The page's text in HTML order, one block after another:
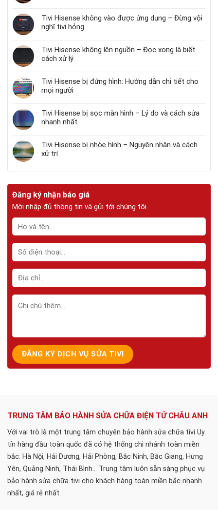
Tivi Hisense không vào được ứng dụng – Đừng vội
nghĩ tivi hỏng
Tivi Hisense không lên nguồn – Đọc xong là biết
cách xử lý
Tivi Hisense bị đứng hình: Hướng dẫn chi tiết cho
mọi người
Tivi Hisense bị sọc màn hình – Lý do và cách sửa
nhanh nhất
Tivi Hisense bị nhòe hình – Nguyên nhân và cách
xử trí
Đăng ký nhận báo giá
Mời nhập đủ thông tin và gửi tới chúng tôi
TRUNG TÂM BẢO HÀNH SỬA CHỮA ĐIỆN TỬ CHÂU ANH
Với vai trò là một trung tâm chuyên bảo hành sửa chữa tivi Uy
tín hàng đầu toàn quốc đã có hệ thống chi nhánh toàn miền
bắc: Hà Nội, Hải Dương, Hải Phòng, Bắc Ninh, Bắc Giang, Hưng
Yên, Quảng Ninh, Thái Bình... Trung tâm luôn sẵn sàng phục vụ
bảo hành sửa chữa tivi cho khách hàng toàn miền bắc nhanh
nhất, giá rẻ nhất.